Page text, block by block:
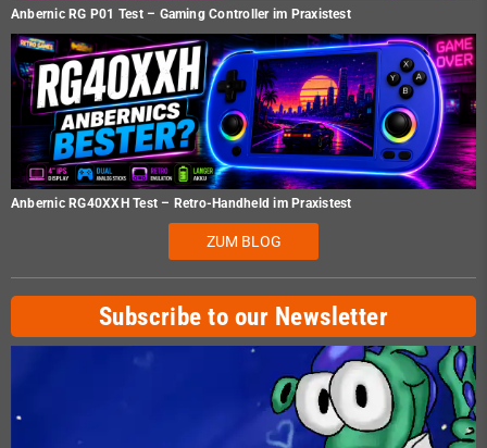
Anbernic RG P01 Test – Gaming Controller im Praxistest
Anbernic RG40XXH Test – Retro-Handheld im Praxistest
ZUM BLOG
Subscribe to our Newsletter